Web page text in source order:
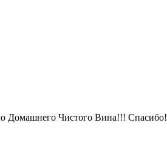
Домашнего Чистого Вина!!! Спасибо!